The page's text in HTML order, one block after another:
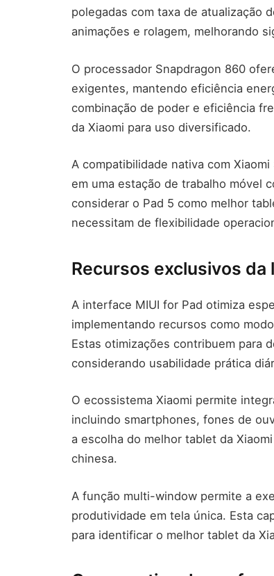
polegadas com taxa de atualização
animações e rolagem, melhorando
O processador Snapdragon 860
exigentes, mantendo eficiência
combinação de poder e eficiência
da Xiaomi para uso diversificado.
A compatibilidade nativa com
em uma estação de trabalho móvel
considerar o Pad 5 como melhor
necessitam de flexibilidade
Recursos exclusivos da
A interface MIUI for Pad otimiza
implementando recursos como
Estas otimizações contribuem para
considerando usabilidade prática
O ecossistema Xiaomi permite
incluindo smartphones, fones de
a escolha do melhor tablet da
chinesa.
A função multi-window permite a
produtividade em tela única. Esta
para identificar o melhor tablet da